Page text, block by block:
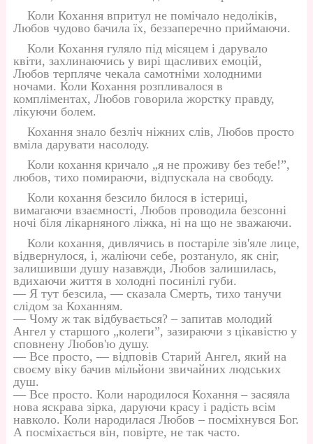
Коли Кохання впритул не помічало недоліків,
Любов чудово бачила їх, беззаперечно приймаючи.
Коли Кохання гуляло під місяцем і дарувало
квіти, захлинаючись у вирі щасливих емоцій,
Любов терпляче чекала самотніми холодними
ночами. Коли Кохання розпливалося в
компліментах, Любов говорила жорстку правду,
лікуючи болем.
Кохання знало безліч ніжних слів, Любов просто
вміла дарувати насолоду.
Коли кохання кричало „я не проживу без тебе!”,
любов, тихо помираючи, відпускала на свободу.
Коли кохання безсило билося в істериці,
вимагаючи взаємності, Любов проводила безсонні
ночі біля лікарняного ліжка, ні на що не зважаючи.
Коли кохання, дивлячись в постаріле зів'яле лице,
відвернулося, і, жаліючи себе, розтануло, як сніг,
залишивши душу назавжди, Любов залишилась,
вдихаючи життя в холодні посинілі губи.
— Я тут безсила, — сказала Смерть, тихо танучи
слідом за Коханням.
— Чому ж так відбувається? – запитав молодий
Ангел у старшого „колеги”, зазираючи з цікавістю у
сповнену Любов'ю душу.
— Все просто, — відповів Старий Ангел, який на
своєму віку бачив мільйони звичайних людських
душ.
— Все просто. Коли народилося Кохання – засяяла
нова яскрава зірка, даруючи красу і радість всім
навколо. Коли народилася Любов – посміхнувся Бог.
А посміхається він, повірте, не так часто.